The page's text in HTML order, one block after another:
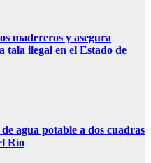
madereros y asegura
ilegal en el Estado de
agua potable a dos cuadras
Río